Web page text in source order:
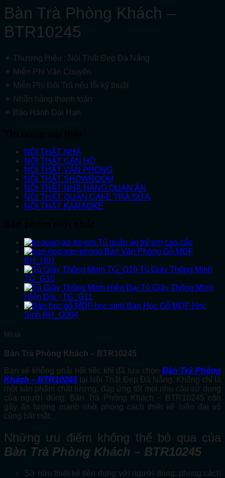
Bàn Trà Phòng Khách –
BTR10245
✴️ Thương Hiệu : Nội Thất Đẹp Đà Nẵng
✴️ Miễn Phí Vận Chuyển
✴️ Miễn Phí Đổi Trả nếu lỗi kỹ thuật
✴️ Nhận hàng thanh toán
✴️ Bảo Hành Dài Hạn
NỘI THẤT NHÀ
NỘI THẤT CĂN HỘ
NỘI THẤT VĂN PHÒNG
NỘI THẤT SHOWROOM
NỘI THẤT NHÀ HÀNG QUÁN ĂN
NỘI THẤT QUÁN CAFE TRÀ SỮA
NỘI THẤT KARAOKE
Tủ quần áo trẻ em cao cấp
Bàn Văn Phòng Gỗ MDF
BH_H01
Tủ Giày Thông Minh
TG_G10
Tủ Giày Thông Minh
Hiện Đại - TG_G11
Bàn Học Gỗ MDF Học
Sinh BH_G004
Mô tả
Bàn Trà Phòng Khách – BTR10245
Bạn sẽ không phải hối tiếc khi đã lựa chọnBàn Trà Phòng
Khách – BTR10245 tại Nội Thất Đẹp Đà Nẵng. Không chỉ là
một sản phẩm chất lượng, đáp ứng tốt mọi nhu cầu sử dụng
của người dùng, Bàn Trà Phòng Khách – BTR10245 còn
gây ấn tượng mạnh nhờ phong cách thiết kế hiện đại vô
cùng bắt mắt.
Những ưu điểm không thể bỏ qua của
Bàn Trà Phòng Khách – BTR10245
Sở hữu thiết kế tiện dụng với người dùng, phong cách